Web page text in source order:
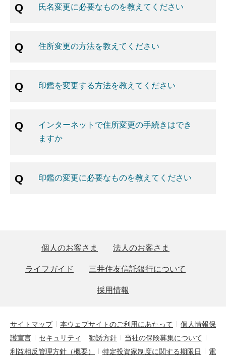
氏名変更に必要なものを教えてください
住所変更の方法を教えてください
印鑑を変更する方法を教えてください
インターネットで住所変更の手続きはでき
ますか
印鑑の変更に必要なものを教えてください
個人のお客さま
法人のお客さま
ライフガイド
三井住友信託銀行について
採用情報
サイトマップ 本ウェブサイトのご利用にあたって
個人情報保
護宣言
セキュリティ 勧誘方針
当社の保険募集について
利益相反管理方針（概要）
特定投資家制度に関する期限日
電